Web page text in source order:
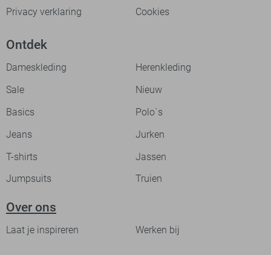
Privacy verklaring
Cookies
Ontdek
Dameskleding
Herenkleding
Sale
Nieuw
Basics
Polo`s
Jeans
Jurken
T-shirts
Jassen
Jumpsuits
Truien
Over ons
Laat je inspireren Werken bij